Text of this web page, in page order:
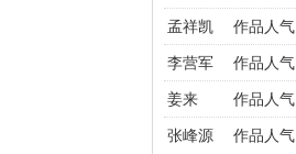
孟祥凯 作品人气
李营军 作品人气
姜来 作品人气
张峰源 作品人气